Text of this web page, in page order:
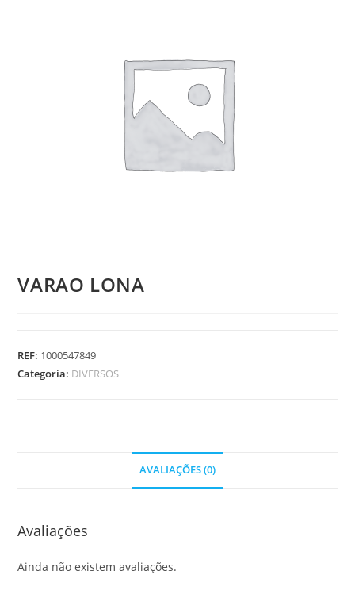
VARAO LONA
REF: 1000547849
Categoria: DIVERSOS
AVALIAÇÕES (0)
Avaliações
Ainda não existem avaliações.